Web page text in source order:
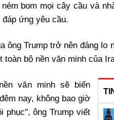
bom mọi cây cầu và
đáp ứng yêu cầu.
ông Trump trở nên đáng lo
toàn bộ nền văn minh của
văn minh sẽ biến
nay, không bao giờ
phục", ông Trump viết